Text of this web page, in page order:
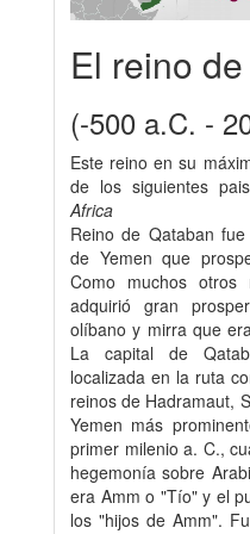
El reino
(-500 a.C. -
Este reino en su
de los siguientes
Africa
Reino de Qataban
de Yemen que
Como muchos
adquirió gran
olíbano y mirra que
La capital de
localizada en la ruta
reinos de Hadramaut,
Yemen más
primer milenio a. C.,
hegemonía sobre
era Amm o "Tío" y el
los "hijos de Amm".